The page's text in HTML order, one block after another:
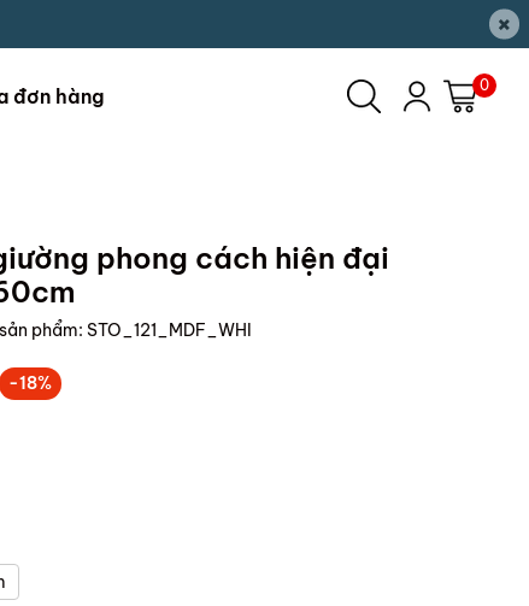
×
đơn hàng 0
phong cách hiện đại
phẩm: STO_121_MDF_WHI
-18%